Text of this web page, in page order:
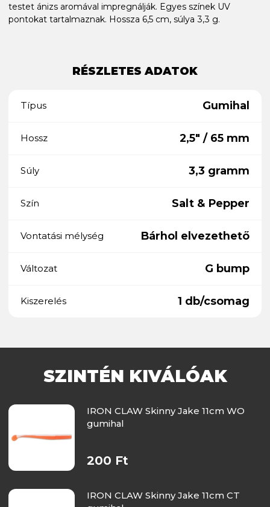
testet ánizs aromával impregnálják. Egyes színek UV
pontokat tartalmaznak. Hossza 6,5 cm, súlya 3,3 g.
RÉSZLETES ADATOK
Típus Gumihal
Hossz 2,5" / 65 mm
Súly 3,3 gramm
Szín Salt & Pepper
Vontatási mélység Bárhol elvezethető
Változat G bump
Kiszerelés 1 db/csomag
SZINTÉN KIVÁLÓAK
IRON CLAW Skinny Jake 11cm WO
gumihal
200 Ft
IRON CLAW Skinny Jake 11cm CT